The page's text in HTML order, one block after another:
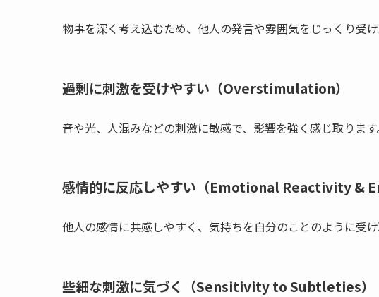
物事を深く考え込むため、他人の発言や雰囲気をじっくり受け
過剰に刺激を受けやすい（Overstimulation）
音や光、人混みなどの刺激に敏感で、影響を強く感じ取ります
感情的に反応しやすい（Emotional Reactivity &
他人の感情に共感しやすく、気持ちを自分のことのように受け
些細な刺激に気づく（Sensitivity to Subtleties）